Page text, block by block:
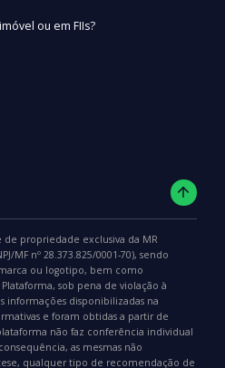
ou em FIIs?
propriedade exclusiva da MR
MF nº 28.373.825/0001-70), sendo
ou logotipo, bem como
sob pena de violação à
informações disponibilizadas na
e foram obtidas a partir de
não faz conferência individual
as mesmas não
qualquer tipo de recomendação de